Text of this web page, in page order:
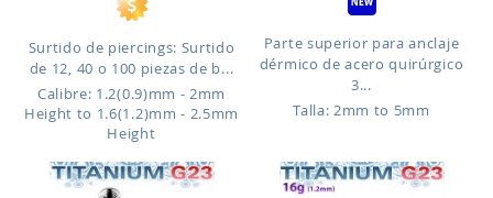
Surtido de piercings: Surtido
de 12, 40 o 100 piezas de b...
Calibre: 1.2(0.9)mm - 2mm
Height to 1.6(1.2)mm - 2.5mm
Height
Parte superior para anclaje
dérmico de acero quirúrgico
3...
Talla: 2mm to 5mm